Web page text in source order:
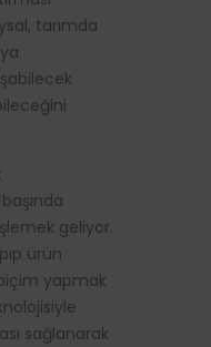
tarımda
geliyor.
ürün
yapmak
sağlanarak